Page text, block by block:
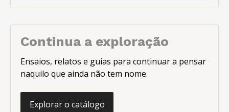
Continua a exploração
Ensaios, relatos e guias para continuar a pensar
naquilo que ainda não tem nome.
Explorar o catálogo